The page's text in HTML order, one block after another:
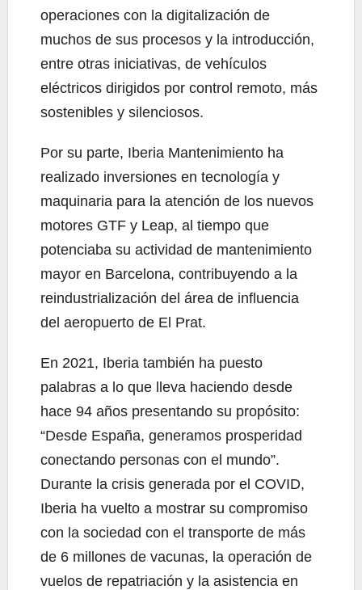
operaciones con la digitalización de
muchos de sus procesos y la introducción,
entre otras iniciativas, de vehículos
eléctricos dirigidos por control remoto, más
sostenibles y silenciosos.
Por su parte, Iberia Mantenimiento ha
realizado inversiones en tecnología y
maquinaria para la atención de los nuevos
motores GTF y Leap, al tiempo que
potenciaba su actividad de mantenimiento
mayor en Barcelona, contribuyendo a la
reindustrialización del área de influencia
del aeropuerto de El Prat.
En 2021, Iberia también ha puesto
palabras a lo que lleva haciendo desde
hace 94 años presentando su propósito:
“Desde España, generamos prosperidad
conectando personas con el mundo”.
Durante la crisis generada por el COVID,
Iberia ha vuelto a mostrar su compromiso
con la sociedad con el transporte de más
de 6 millones de vacunas, la operación de
vuelos de repatriación y la asistencia en